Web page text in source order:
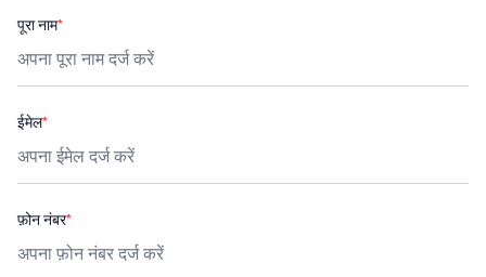
पूरा नाम*
ईमेल*
फ़ोन नंबर*